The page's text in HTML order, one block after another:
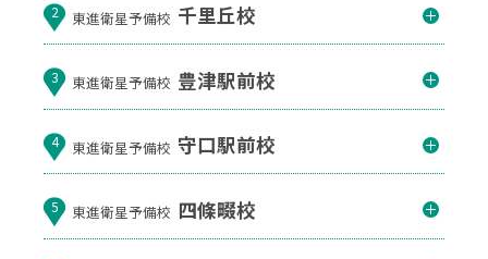
2 東進衛星予備校 千里丘校
3 東進衛星予備校 豊津駅前校
4 東進衛星予備校 守口駅前校
5 東進衛星予備校 四條畷校